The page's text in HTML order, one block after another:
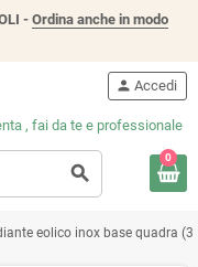
- Ordina anche in modo
search
person Accedi
0
eolico inox base quadra